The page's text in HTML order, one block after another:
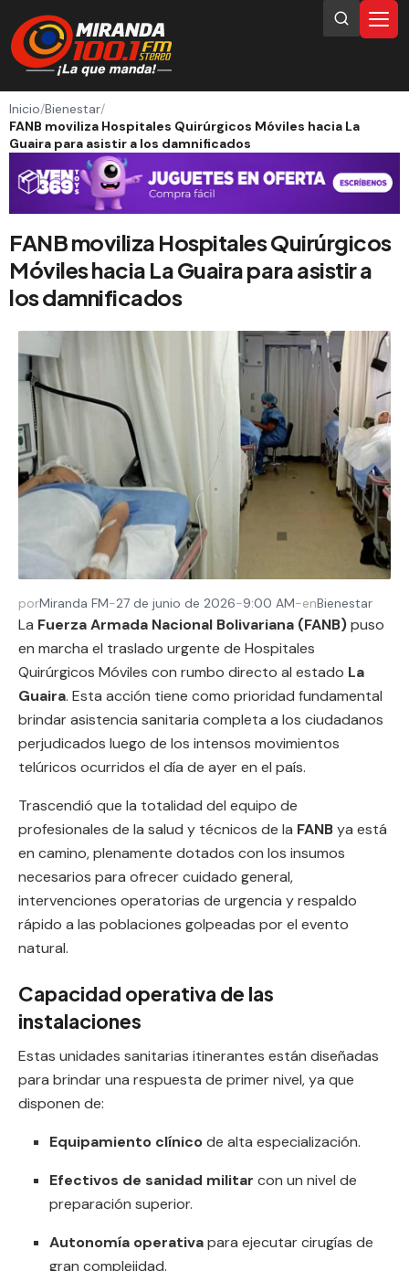
Inicio/Bienestar/
FANB moviliza Hospitales Quirúrgicos Móviles hacia La
Guaira para asistir a los damnificados
FANB moviliza Hospitales Quirúrgicos
Móviles hacia La Guaira para asistir a
los damnificados
porMiranda FM-27 de junio de 2026-9:00 AM-enBienestar
La Fuerza Armada Nacional Bolivariana (FANB)puso
en marcha el traslado urgente de Hospitales
Quirúrgicos Móviles con rumbo directo al estado La
Guaira. Esta acción tiene como prioridad fundamental
brindar asistencia sanitaria completa a los ciudadanos
perjudicados luego de los intensos movimientos
telúricos ocurridos el día de ayer en el país.
Trascendió que la totalidad del equipo de
profesionales de la salud y técnicos de la FANBya está
en camino, plenamente dotados con los insumos
necesarios para ofrecer cuidado general,
intervenciones operatorias de urgencia y respaldo
rápido a las poblaciones golpeadas por el evento
natural.
Capacidad operativa de las
instalaciones
Estas unidades sanitarias itinerantes están diseñadas
para brindar una respuesta de primer nivel, ya que
disponen de:
Equipamiento clínicode alta especialización.
Efectivos de sanidad militar con un nivel de
preparación superior.
Autonomía operativapara ejecutar cirugías de
gran complejidad.